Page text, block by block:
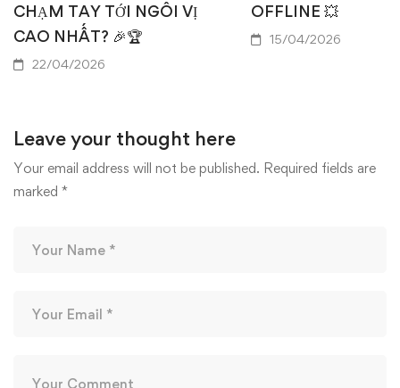
CHẠM TAY TỚI NGÔI VỊ
CAO NHẤT? 🎉🏆
22/04/2026
OFFLINE 💥
15/04/2026
Leave your thought here
Your email address will not be published. Required fields are
marked *